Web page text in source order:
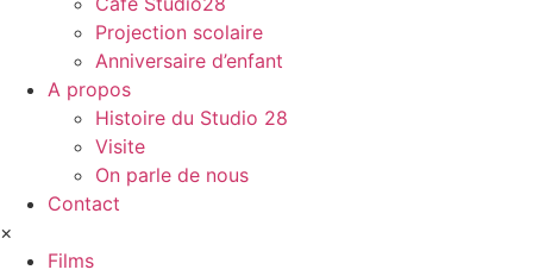
Projection scolaire
Anniversaire d’enfant
A propos
Histoire du Studio 28
Visite
On parle de nous
Contact
×
Films